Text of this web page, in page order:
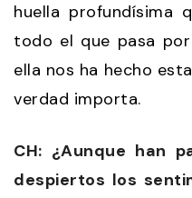
huella profundísima
todo el que pasa
ella nos ha hecho
verdad importa.
CH: ¿Aunque han
despiertos los